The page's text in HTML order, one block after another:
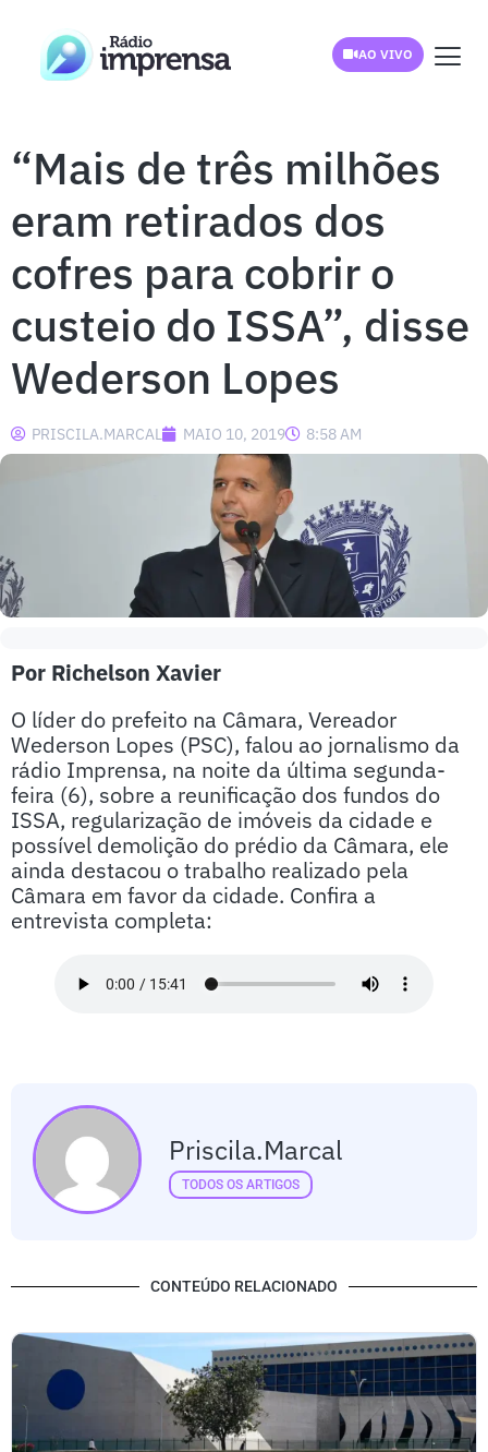
AO VIVO
“Mais de três milhões
eram retirados dos
cofres para cobrir o
custeio do ISSA”, disse
Wederson Lopes
PRISCILA.MARCAL MAIO 10, 2019 8:58 AM
Por Richelson Xavier
O líder do prefeito na Câmara, Vereador
Wederson Lopes (PSC), falou ao jornalismo da
rádio Imprensa, na noite da última segunda-
feira (6), sobre a reunificação dos fundos do
ISSA, regularização de imóveis da cidade e
possível demolição do prédio da Câmara, ele
ainda destacou o trabalho realizado pela
Câmara em favor da cidade. Confira a
entrevista completa:
Priscila.marcal
TODOS OS ARTIGOS
CONTEÚDO RELACIONADO